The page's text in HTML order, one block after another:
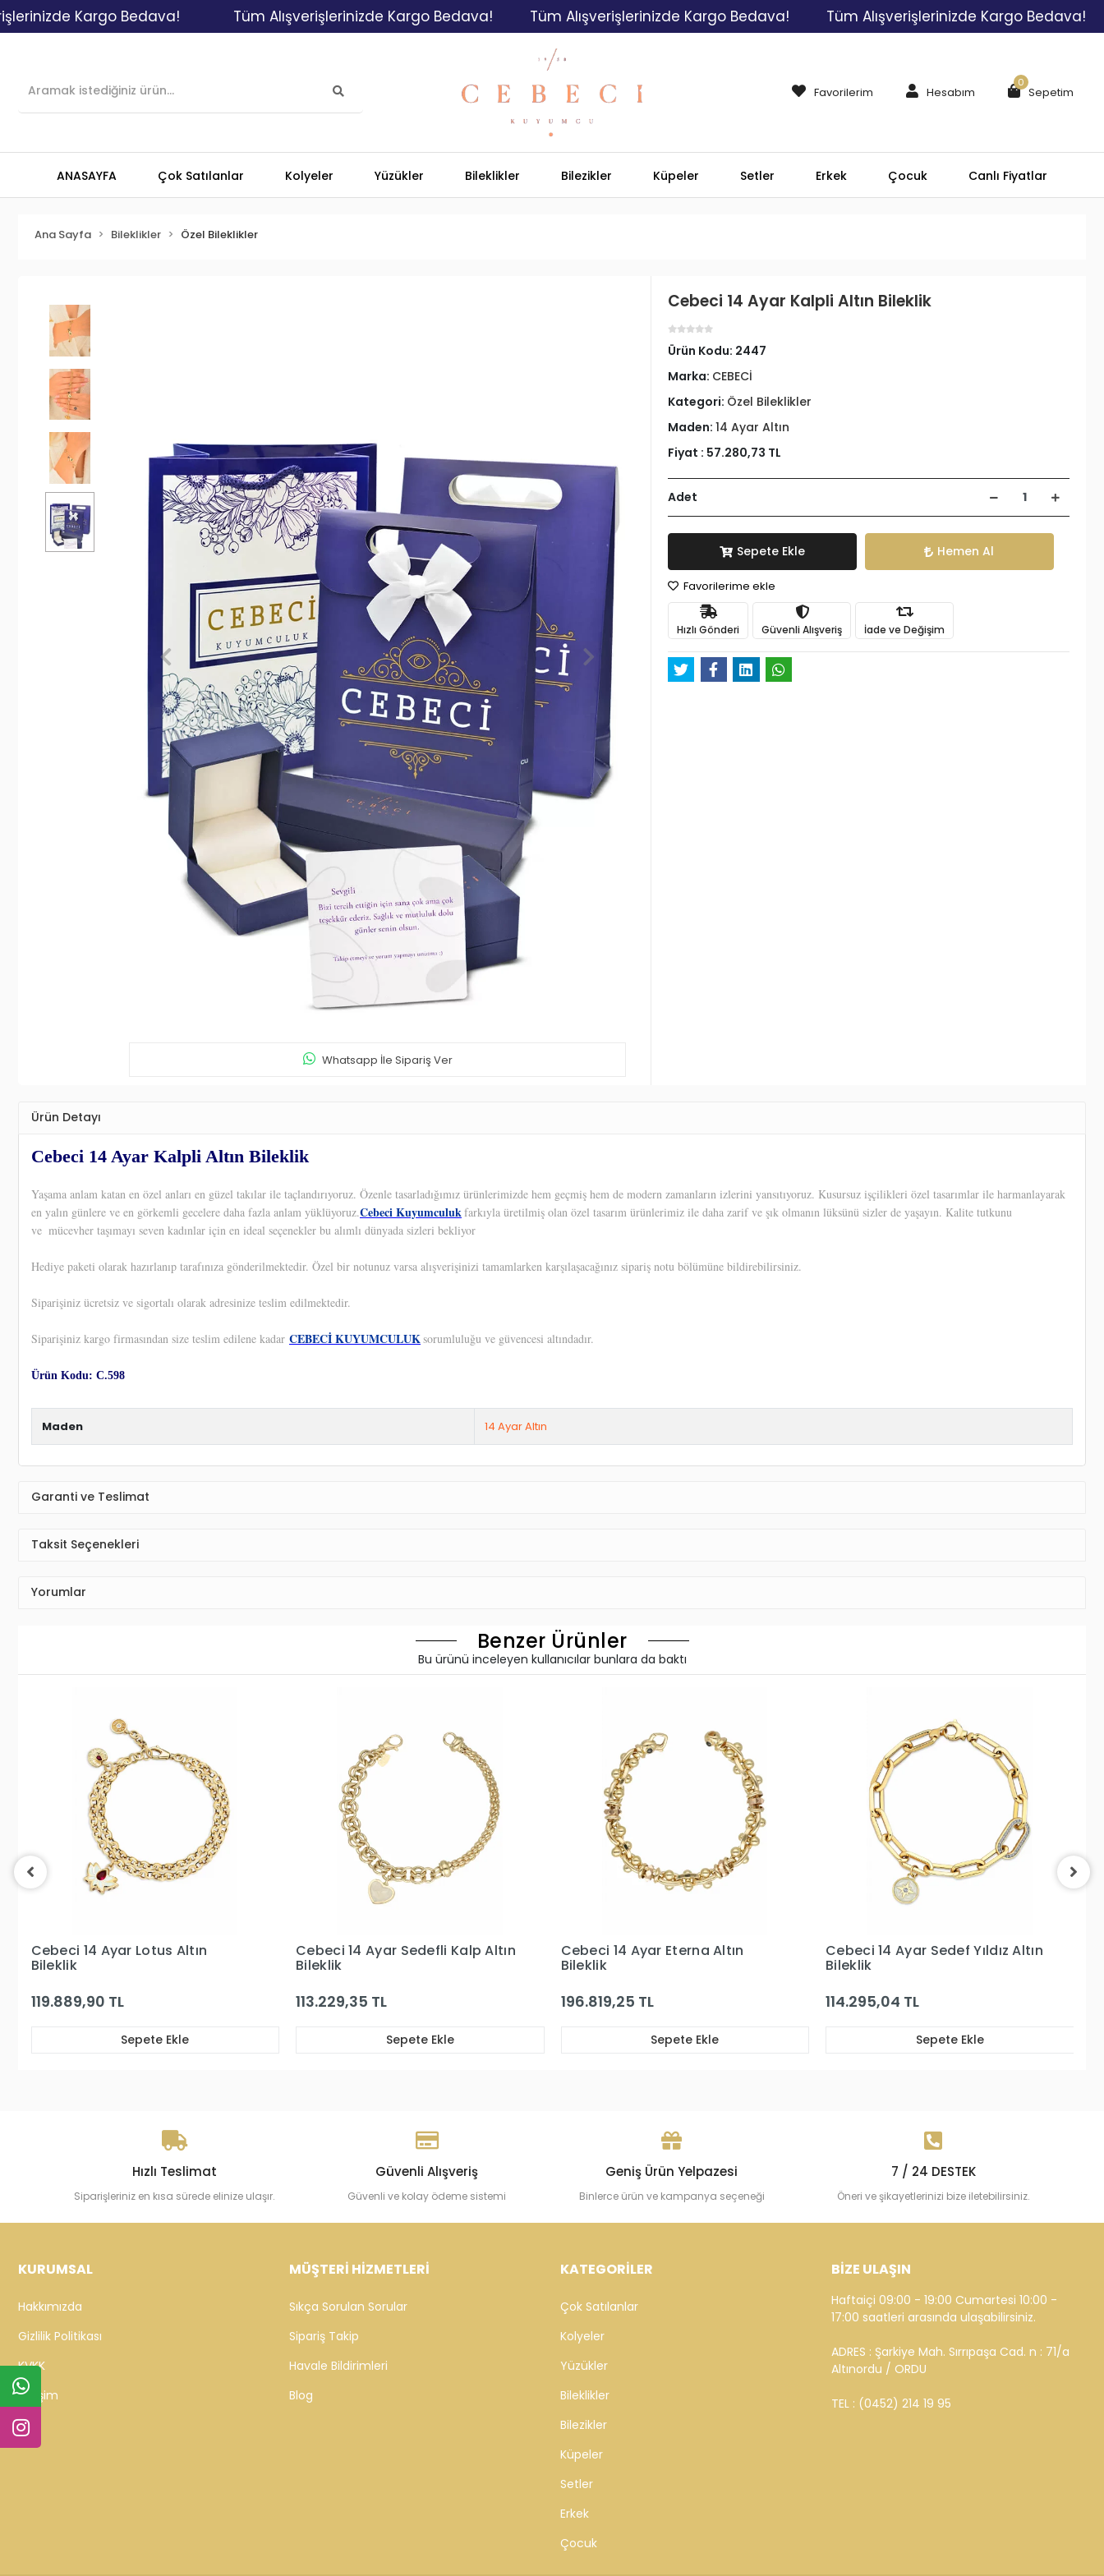
Kargo Bedava! Tüm Alışverişlerinizde Kargo Bedava! Tüm Alışverişlerinizde Kargo Bedava! Tüm Alışverişlerinizde Kargo Bedava!
Favorilerim Hesabım Sepetim
0
ANASAYFA Çok Satılanlar Kolyeler Yüzükler Bileklikler Bilezikler Küpeler Setler Erkek Çocuk Canlı Fiyatlar
Ana Sayfa Bileklikler Özel Bileklikler
Whatsapp İle Sipariş Ver
Cebeci 14 Ayar Kalpli Altın Bileklik
Ürün Kodu: 2447
Marka: CEBECİ
Kategori: Özel Bileklikler
Maden: 14 Ayar Altın
Fiyat : 57.280,73 TL
Adet
Sepete Ekle Hemen Al
Favorilerime ekle
Hızlı Gönderi Güvenli Alışveriş İade ve Değişim
Ürün Detayı
Cebeci 14 Ayar Kalpli Altın Bileklik
Yaşama anlam katan en özel anları en güzel takılar ile taçlandırıyoruz. Özenle tasarladığımız ürünlerimizde hem geçmiş hem de modern zamanların izlerini yansıtıyoruz. Kusursuz işçilikleri özel tasarımlar ile harmanlayarak
en yalın günlere ve en görkemli gecelere daha fazla anlam yüklüyoruz.Cebeci Kuyumculukfarkıyla üretilmiş olan özel tasarım ürünlerimiz ile daha zarif ve şık olmanın lüksünü sizler de yaşayın. Kalite tutkunu
ve mücevher taşımayı seven kadınlar için en ideal seçenekler bu alımlı dünyada sizleri bekliyor
Hediye paketi olarak hazırlanıp tarafınıza gönderilmektedir. Özel bir notunuz varsa alışverişinizi tamamlarken karşılaşacağınız sipariş notu bölümüne bildirebilirsiniz.
Siparişiniz ücretsiz ve sigortalı olarak adresinize teslim edilmektedir.
Siparişiniz kargo firmasından size teslim edilene kadar CEBECİ KUYUMCULUKsorumluluğu ve güvencesi altındadır.
Ürün Kodu: C.598
Maden 14 Ayar Altın
Garanti ve Teslimat
Taksit Seçenekleri
Yorumlar
Benzer Ürünler
Bu ürünü inceleyen kullanıcılar bunlara da baktı
Cebeci 14 Ayar Sedefli Kalp Altın
Bileklik
113.229,35 TL
Sepete Ekle
Cebeci 14 Ayar Eterna Altın
Bileklik
196.819,25 TL
Sepete Ekle
Cebeci 14 Ayar Sedef Yıldız Altın
Bileklik
114.295,04 TL
Sepete Ekle
Cebeci 14 Ayar Altın Bileklik
197.551,91 TL
Sepete Ekle
Hızlı Teslimat
Siparişleriniz en kısa sürede elinize ulaşır.
Güvenli Alışveriş
Güvenli ve kolay ödeme sistemi
Geniş Ürün Yelpazesi
Binlerce ürün ve kampanya seçeneği
7 / 24 DESTEK
Öneri ve şikayetlerinizi bize iletebilirsiniz.
KURUMSAL
Hakkımızda
Gizlilik Politikası
KVKK
İletişim
MÜŞTERİ HİZMETLERİ
Sıkça Sorulan Sorular
Sipariş Takip
Havale Bildirimleri
Blog
KATEGORİLER
Çok Satılanlar
Kolyeler
Yüzükler
Bileklikler
Bilezikler
Küpeler
Setler
Erkek
Çocuk
BİZE ULAŞIN
Haftaiçi 09:00 - 19:00 Cumartesi 10:00 -
17:00 saatleri arasında ulaşabilirsiniz.
ADRES : Şarkiye Mah. Sırrıpaşa Cad. n : 71/a
Altınordu / ORDU
TEL : (0452) 214 19 95